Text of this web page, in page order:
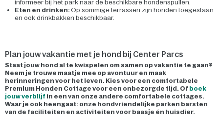
informeer bij het park naar de beschikbare hondenspullen.
Eten en drinken:Op sommige terrassen zijn honden toegestaan
en ook drinkbakken beschikbaar.
Plan jouw vakantie met je hond bij Center Parcs
Staat jouw hond al te kwispelen om samen op vakantie te gaan?
Neem je trouwe maatje mee op avontuur en maak
herinneringen voor het leven. Kies voor een comfortabele
Premium Honden Cottage voor een onbezorgde tijd. Of boek
jouw verblijf in een van onze andere comfortabele cottages.
Waar je ook heengaat: onze hondvriendelijke parken barsten
van de faciliteiten en activiteiten voor baasje én huisdier.